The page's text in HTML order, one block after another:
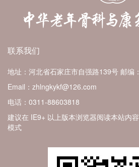
联系我们
地址：河北省石家庄市自强路139号 邮编
Email：zhlngkykf@126.com
电话：0311-88603818
建议在 IE9+ 以上版本浏览器阅读本站内
模式